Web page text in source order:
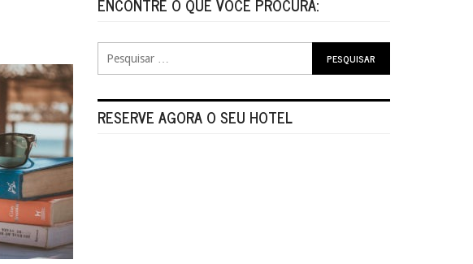
ENCONTRE O QUE VOCÊ PROCURA:
RESERVE AGORA O SEU HOTEL